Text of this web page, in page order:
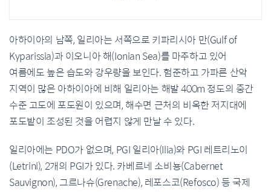
아하이아의 남쪽, 일리아는 서쪽으로 키파리시아 만(Gulf of
Kyparissia)과 이오니아 해(Ionian Sea)를 마주하고 있어
여름에도 높은 습도와 강우량을 보인다. 험준하고 가파른 산악
지역이 많은 아하이아에 비해 일리아는 해발 400m 정도의 중간
수준 고도에 포도원이 있으며, 해수면 근처의 비옥한 저지대에
포도밭이 조성된 것을 어렵지 않게 만날 수 있다.
일리아에는 PDO가 없으며, PGI 일리아(Ilia)와 PGI 레트리노이
(Letrini), 2개의 PGI가 있다. 카베르네 소비뇽(Cabernet
Sauvignon), 그르나슈(Grenache), 레포스코(Refosco) 등 국제